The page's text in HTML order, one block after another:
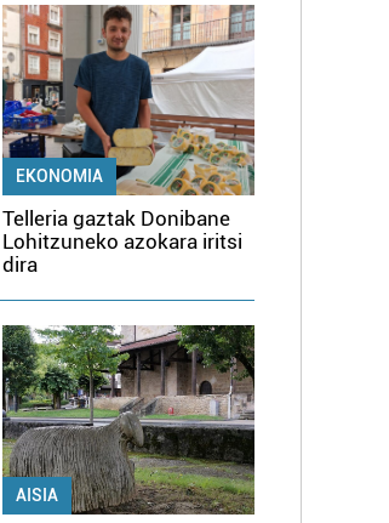
EKONOMIA
Telleria gaztak Donibane
Lohitzuneko azokara iritsi
dira
AISIA